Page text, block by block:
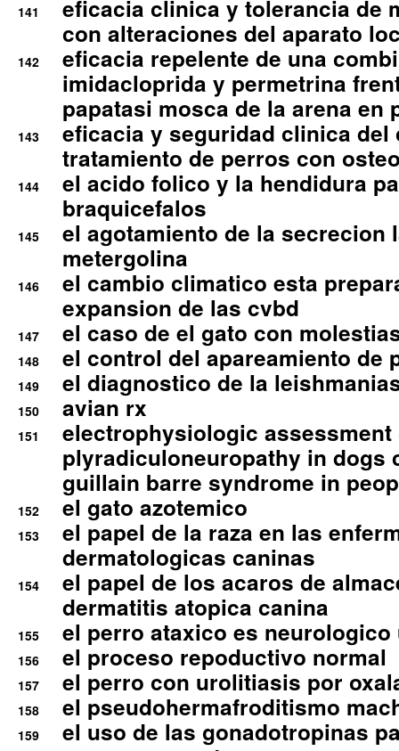
141
eficacia clinica y tolerancia de
con alteraciones del aparato
142
eficacia repelente de una
imidacloprida y permetrina
papatasi mosca de la arena en
143
eficacia y seguridad clinica del
tratamiento de perros con
144
el acido folico y la hendidura
braquicefalos
145
el agotamiento de la secrecion
metergolina
146
el cambio climatico esta
expansion de las cvbd
147 el caso de el gato con
148 el control del apareamiento de
149 el diagnostico de la
150 avian rx
151
electrophysiologic assessment
plyradiculoneuropathy in dogs
guillain barre syndrome in
152 el gato azotemico
153
el papel de la raza en las
dermatologicas caninas
154
el papel de los acaros de
dermatitis atopica canina
155 el perro ataxico es
156 el proceso repoductivo normal
157 el perro con urolitiasis por
158 el pseudohermafroditismo
159
el uso de las gonadotropinas